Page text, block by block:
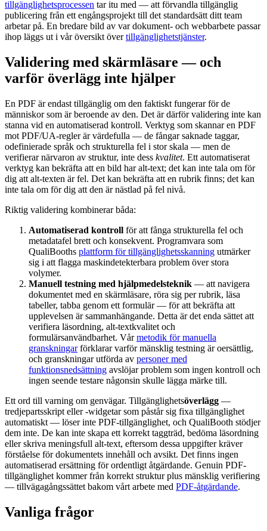
tillgänglighetsprocessen tar itu med — att förvandla tillgänglig
publicering från ett engångsprojekt till det standardsätt ditt team
arbetar på. En bredare bild av var dokument- och webbarbete passar
ihop läggs ut i vår översikt övertillgänglighetstjänster.
Validering med skärmläsare — och
varför överlägg inte hjälper
En PDF är endast tillgänglig om den faktiskt fungerar för de
människor som är beroende av den. Det är därför validering inte kan
stanna vid en automatiserad kontroll. Verktyg som skannar en PDF
mot PDF/UA-regler är värdefulla — de fångar saknade taggar,
odefinierade språk och strukturella fel i stor skala — men de
verifierar närvaron av struktur, inte dess kvalitet. Ett automatiserat
verktyg kan bekräfta att en bild har alt-text; det kan inte tala om för
dig att alt-texten är fel. Det kan bekräfta att en rubrik finns; det kan
inte tala om för dig att den är nästlad på fel nivå.
Riktig validering kombinerar båda:
Automatiserad kontroll för att fånga strukturella fel och
metadatafel brett och konsekvent. Programvara som
QualiBooths plattform för tillgänglighetsskanning utmärker
sig i att flagga maskindetekterbara problem över stora
volymer.
Manuell testning med hjälpmedelsteknik — att navigera
dokumentet med en skärmläsare, röra sig per rubrik, läsa
tabeller, tabba genom ett formulär — för att bekräfta att
upplevelsen är sammanhängande. Detta är det enda sättet att
verifiera läsordning, alt-textkvalitet och
formulärsanvändbarhet. Vårmetodik för manuella
granskningarförklarar varför mänsklig testning är oersättlig,
och granskningar utförda av personer med
funktionsnedsättning avslöjar problem som ingen kontroll och
ingen seende testare någonsin skulle lägga märke till.
Ett ord till varning om genvägar. Tillgänglighetsöverlägg —
tredjepartsskript eller -widgetar som påstår sig fixa tillgänglighet
automatiskt — löser inte PDF-tillgänglighet, och QualiBooth stödjer
dem inte. De kan inte skapa ett korrekt taggträd, bedöma läsordning
eller skriva meningsfull alt-text, eftersom dessa uppgifter kräver
förståelse för dokumentets innehåll och avsikt. Det finns ingen
automatiserad ersättning för ordentligt åtgärdande. Genuin PDF-
tillgänglighet kommer från korrekt struktur plus mänsklig verifiering
— tillvägagångssättet bakom vårt arbete med PDF-åtgärdande.
Vanliga frågor